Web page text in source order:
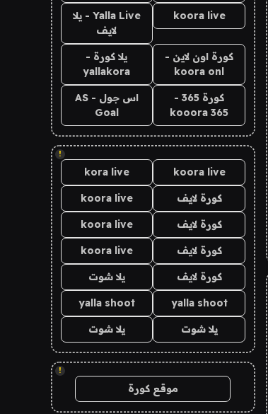
koora live
Yalla Live - يلا
لايف
كورة اون لاين -
koora onl
يلا كورة -
yallakora
كورة 365 -
kooora 365
اس جول - AS
Goal
!
koora live
kora live
كورة لايف koora live
كورة لايف koora live
كورة لايف koora live
كورة لايف يلا شوت
yalla shoot
yalla shoot
يلا شوت يلا شوت
!
موقع كورة